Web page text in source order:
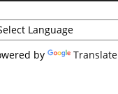
by Translate